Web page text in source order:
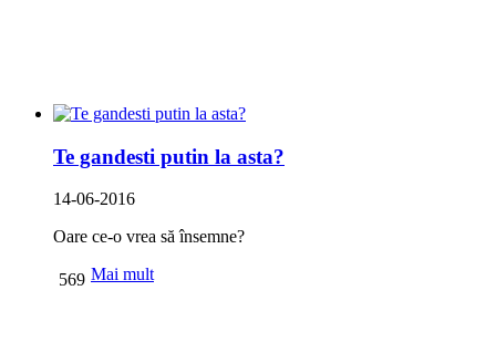
Te gandesti putin la asta?
14-06-2016
Oare ce-o vrea să însemne?
Mai mult
569